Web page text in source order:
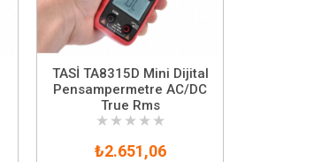
TASİ TA8315D Mini Dijital
Pensampermetre AC/DC
True Rms
★ ★ ★ ★ ★
₺2.651,06